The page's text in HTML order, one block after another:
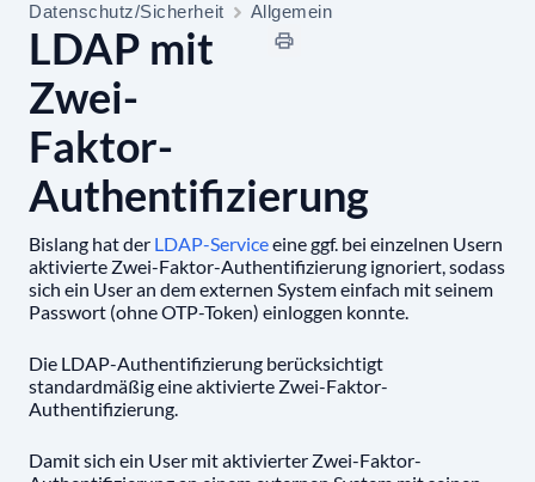
Datenschutz/Sicherheit
Allgemein
LDAP mit
Zwei-
Faktor-
Authentifizierung
Bislang hat der LDAP-Serviceeine ggf. bei einzelnen Usern
aktivierte Zwei-Faktor-Authentifizierung ignoriert, sodass
sich ein User an dem externen System einfach mit seinem
Passwort (ohne OTP-Token) einloggen konnte.
Die LDAP-Authentifizierung berücksichtigt
standardmäßig eine aktivierte Zwei-Faktor-
Authentifizierung.
Damit sich ein User mit aktivierter Zwei-Faktor-